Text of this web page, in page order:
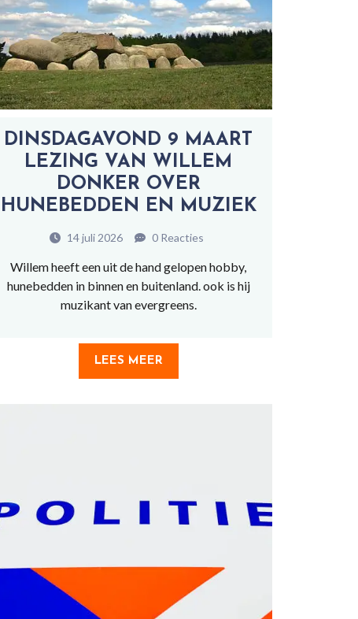
DINSDAGAVOND 9 MAART
LEZING VAN WILLEM
DONKER OVER
HUNEBEDDEN EN MUZIEK
14 juli 2026 0 Reacties
Willem heeft een uit de hand gelopen hobby,
hunebedden in binnen en buitenland. ook is hij
muzikant van evergreens.
LEES MEER